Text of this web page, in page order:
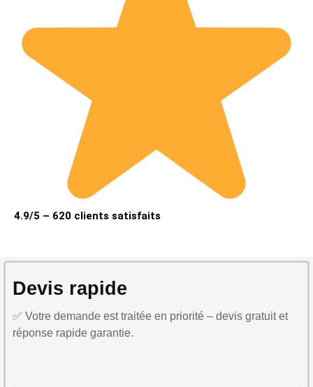
4.9/5 – 620 clients satisfaits
Devis rapide
✅ Votre demande est traitée en priorité – devis gratuit et
réponse rapide garantie.